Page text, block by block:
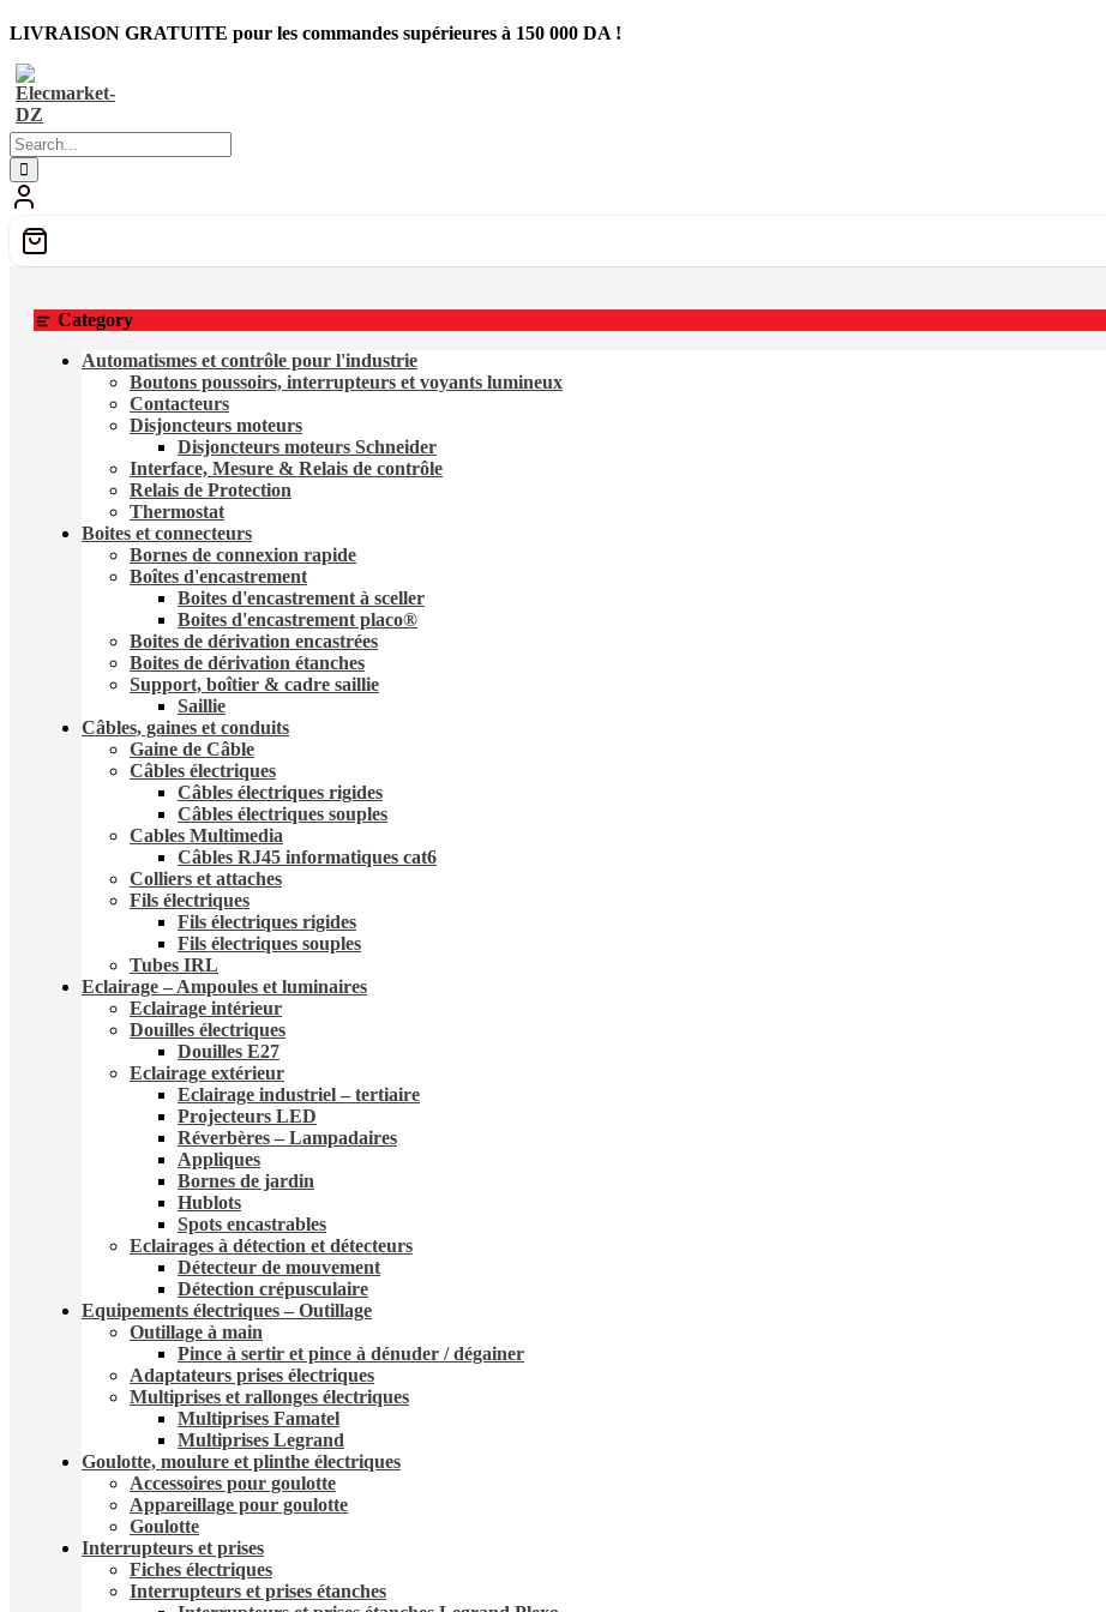
LIVRAISON GRATUITE pour les commandes supérieures à 150 000 DA !
Category
Automatismes et contrôle pour l'industrie
Boutons poussoirs, interrupteurs et voyants lumineux
Contacteurs
Disjoncteurs moteurs
Disjoncteurs moteurs Schneider
Interface, Mesure & Relais de contrôle
Relais de Protection
Thermostat
Boites et connecteurs
Bornes de connexion rapide
Boîtes d'encastrement
Boites d'encastrement à sceller
Boites d'encastrement placo®
Boites de dérivation encastrées
Boites de dérivation étanches
Support, boîtier & cadre saillie
Saillie
Câbles, gaines et conduits
Gaine de Câble
Câbles électriques
Câbles électriques rigides
Câbles électriques souples
Cables Multimedia
Câbles RJ45 informatiques cat6
Colliers et attaches
Fils électriques
Fils électriques rigides
Fils électriques souples
Tubes IRL
Eclairage – Ampoules et luminaires
Eclairage intérieur
Douilles électriques
Douilles E27
Eclairage extérieur
Eclairage industriel – tertiaire
Projecteurs LED
Réverbères – Lampadaire​s
Appliques
Bornes de jardin
Hublots
Spots encastrables
Eclairages à détection et détecteurs​
Détecteur de mouvement
Détection crépusculaire
Equipements électriques – Outillage
Outillage à main
Pince à sertir et pince à dénuder / dégainer
Adaptateurs prises électriques
Multiprises et rallonges électriques
Multiprises Famatel
Multiprises Legrand
Goulotte, moulure et plinthe électriques
Accessoires pour goulotte
Appareillage pour goulotte
Goulotte
Interrupteurs et prises
Fiches électriques
Interrupteurs et prises étanches